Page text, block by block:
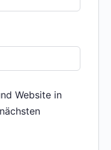
Website in